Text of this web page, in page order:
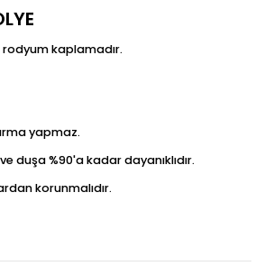
kaplamadır.
yapmaz.
duşa %90'a kadar dayanıklıdır.
korunmalıdır.